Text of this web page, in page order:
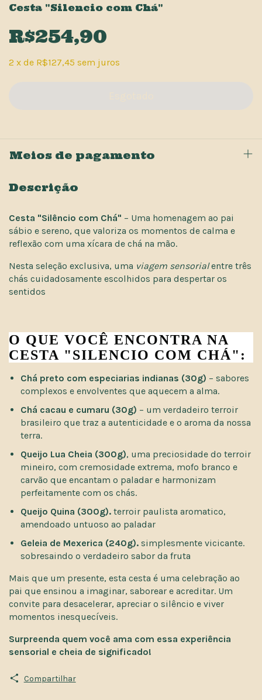
Cesta "Silencio com Chá"
R$254,90
2 x de R$127,45 sem juros
Meios de pagamento
Descrição
Cesta "Silêncio com Chá" – Uma homenagem ao pai
sábio e sereno, que valoriza os momentos de calma e
reflexão com uma xícara de chá na mão.
Nesta seleção exclusiva, uma viagem sensorialentre três
chás cuidadosamente escolhidos para despertar os
sentidos
O QUE VOCÊ ENCONTRA NA
CESTA "SILENCIO COM CHÁ":
Chá preto com especiarias indianas (30g) – sabores
complexos e envolventes que aquecem a alma.
Chá cacau e cumaru (30g) – um verdadeiro terroir
brasileiro que traz a autenticidade e o aroma da nossa
terra.
Queijo Lua Cheia (300g), uma preciosidade do terroir
mineiro, com cremosidade extrema, mofo branco e
carvão que encantam o paladar e harmonizam
perfeitamente com os chás.
Queijo Quina (300g). terroir paulista aromatico,
amendoado untuoso ao paladar
Geleia de Mexerica (240g). simplesmente vicicante.
sobresaindo o verdadeiro sabor da fruta
Mais que um presente, esta cesta é uma celebração ao
pai que ensinou a imaginar, saborear e acreditar. Um
convite para desacelerar, apreciar o silêncio e viver
momentos inesquecíveis.
Surpreenda quem você ama com essa experiência
sensorial e cheia de significado!
Compartilhar